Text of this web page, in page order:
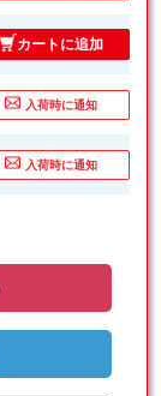
カートに追加
入荷時に通知
入荷時に通知